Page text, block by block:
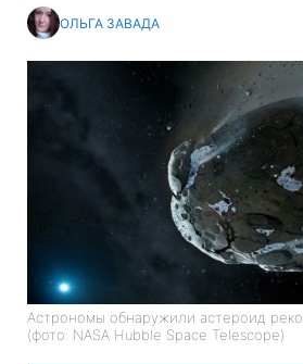
ОЛЬГА ЗАВАДА
Астрономы обнаружили астероид
(фото: NASA Hubble Space Telescope)